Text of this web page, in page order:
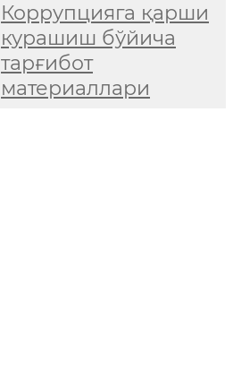
Коррупцияга қарши
курашиш бўйича
тарғибот
материаллари